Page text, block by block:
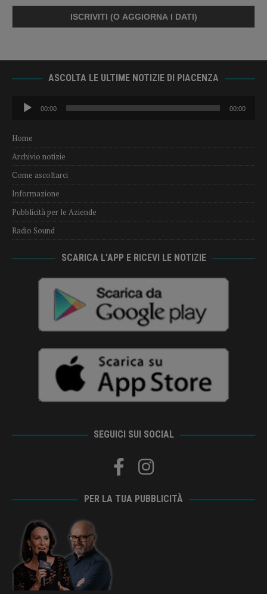
ASCOLTA LE ULTIME NOTIZIE DI PIACENZA
Audio
Player
00:00 00:00
Home
Archivio notizie
Come ascoltarci
Informazione
Pubblicità per le Aziende
Radio Sound
SCARICA L’APP E RICEVI LE NOTIZIE
SEGUICI SUI SOCIAL
PER LA TUA PUBBLICITÀ